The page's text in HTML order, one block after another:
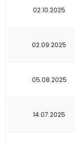
02.10.2025
02.09.2025
05.08.2025
14.07.2025